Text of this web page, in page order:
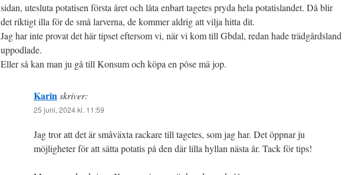
sidan, utesluta potatisen första året och låta enbart tagetes pryda hela potatislandet. Då blir
det riktigt illa för de små larverna, de kommer aldrig att vilja hitta dit.
Jag har inte provat det här tipset eftersom vi, när vi kom till Gbdal, redan hade trädgårdsland
uppodlade.
Eller så kan man ju gå till Konsum och köpa en pôse mä jop.
Karinskriver:
25 juni, 2024 kl. 11:59
Jag tror att det är småväxta rackare till tagetes, som jag har. Det öppnar ju
möjligheter för att sätta potatis på den där lilla hyllan nästa år. Tack för tips!